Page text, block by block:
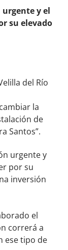
y el
su elevado
del Río
la
de
Santos”.
urgente y
por su
inversión
el
correrá a
ese tipo de